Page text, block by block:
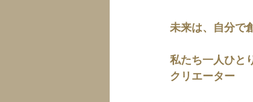
未来は、自分で
私たち一人ひと
クリエーター